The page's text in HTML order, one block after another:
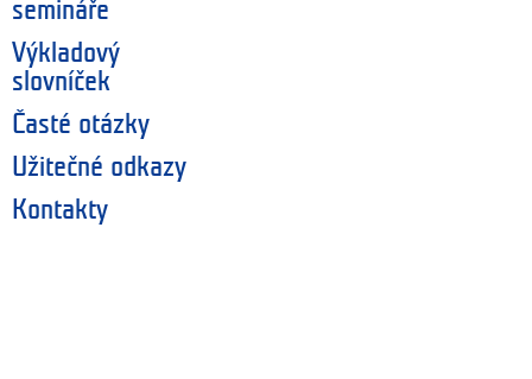
semináře
Výkladový
slovníček
Časté otázky
Užitečné odkazy
Kontakty